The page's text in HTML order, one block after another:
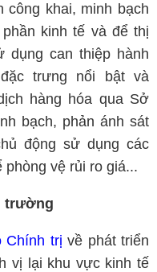
công khai, minh bạch
kinh tế và để thị
can thiệp hành
trưng nổi bật và
hàng hóa qua Sở
bạch, phản ánh sát
động sử dụng các
phòng vệ rủi ro giá...
trường
Chính trị về phát triển
vị lại khu vực kinh tế